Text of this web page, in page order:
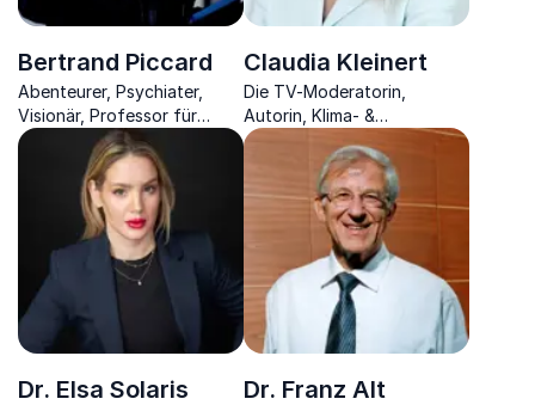
Bertrand Piccard
Abenteurer, Psychiater,
Visionär, Professor für
Naturwissenschaft und
Technologie
Claudia Kleinert
Die TV-Moderatorin,
Autorin, Klima- &
Charismaexpertin erklärt
derzeitige
Wettergeschehnisse und
vermittelt Charisma-Tipps
Dr. Elsa Solaris Dr. Franz Alt